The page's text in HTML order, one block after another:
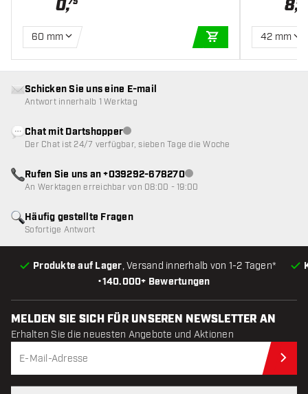
0,
60 mm
IN DEN
8,
42 mm
•140.000+ Bewertungen
Produkte auf Lager, Versand innerhalb von 1-2 Tagen*
Häufig gestellte Fragen
Sofortige Antwort
Schicken Sie uns eine E-mail
Antwort innerhalb 1 Werktag
Chat mit DartshopperKundenservice nicht verfügbar
Der Chat ist 24/7 verfügbar, sieben Tage die Woche
Rufen Sie uns an +039292-678270Kundenservice nicht
An Werktagen erreichbar von 08:00 - 19:00
MELDEN SIE SICH FÜR UNSEREN NEWSLETTER AN
Erhalten Sie die neuesten Angebote und Aktionen